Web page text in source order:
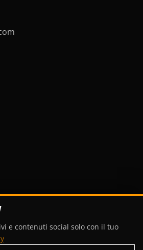
e contenuti social solo con il tuo